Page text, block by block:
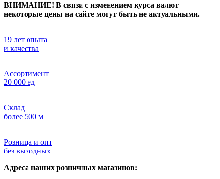
ВНИМАНИЕ! В связи с изменением курса валют
некоторые цены на сайте могут быть не актуальными.
19 лет опыта
и качества
Ассортимент
20 000 ед
Склад
более 500 м
Розница и опт
без выходных
Адреса наших розничных магазинов: